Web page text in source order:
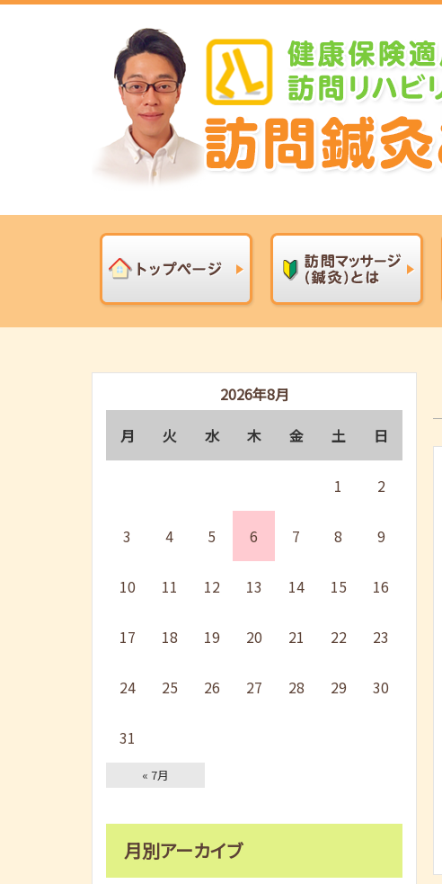
2026年8月
月
火 水 木 金 土 日
1 2
3 4 5 6 7 8 9
10 11 12 13 14 15 16
17 18 19 20 21 22 23
24 25 26 27 28 29 30
31
« 7月
月別アーカイブ